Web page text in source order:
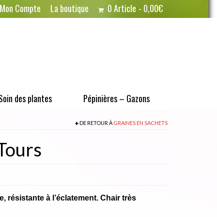
Mon Compte La boutique 0 Article 0,00€
des plantes Pépinières – Gazons
DE RETOUR À GRAINES EN SACHETS
résistante à l’éclatement. Chair très